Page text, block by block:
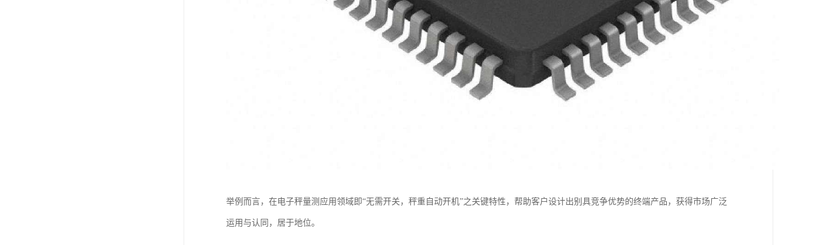
举例而言，在电子秤量测应用领域即“无需开关，秤重自动开机”之关键特性，帮助客户设计出别具竞争优势的终端产品，获得市场广泛
运用与认同，居于地位。